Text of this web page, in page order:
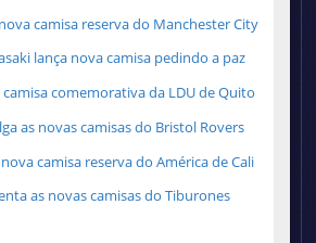
camisa reserva do Manchester City
lança nova camisa pedindo a paz
comemorativa da LDU de Quito
as novas camisas do Bristol Rovers
camisa reserva do América de Cali
as novas camisas do Tiburones